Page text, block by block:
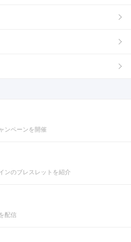
ンペーンを開催
ンのブレスレットを紹介
配信